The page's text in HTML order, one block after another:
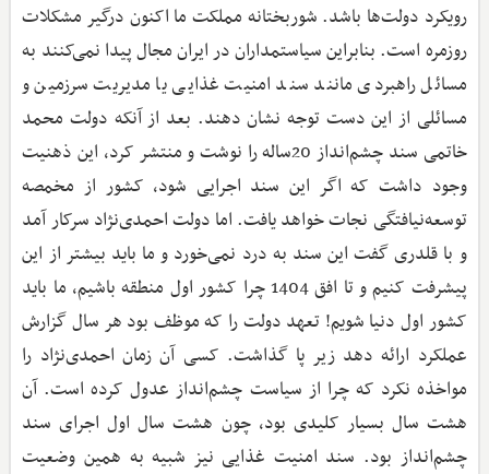
رویکرد دولت‌ها باشد. شوربختانه مملکت ما اکنون درگیر مشکلات
روزمره است. بنابراین سیاستمداران در ایران مجال پیدا نمی‌کنند به
مسائل راهبردی مانند سند امنیت غذایی یا مدیریت سرزمین و
مسائلی از این دست توجه نشان دهند. بعد از آنکه دولت محمد
خاتمی سند چشم‌انداز 20ساله را نوشت و منتشر کرد، این ذهنیت
وجود داشت که اگر این سند اجرایی شود، کشور از مخمصه
توسعه‌نیافتگی نجات خواهد یافت. اما دولت احمدی‌نژاد سرکار آمد
و با قلدری گفت این سند به درد نمی‌خورد و ما باید بیشتر از این
پیشرفت کنیم و تا افق 1404 چرا کشور اول منطقه باشیم، ما باید
کشور اول دنیا شویم! تعهد دولت را که موظف بود هر سال گزارش
عملکرد ارائه دهد زیر پا گذاشت. کسی آن زمان احمدی‌نژاد را
مواخذه نکرد که چرا از سیاست چشم‌انداز عدول کرده است. آن
هشت سال بسیار کلیدی بود، چون هشت سال اول اجرای سند
چشم‌انداز بود. سند امنیت غذایی نیز شبیه به همین وضعیت